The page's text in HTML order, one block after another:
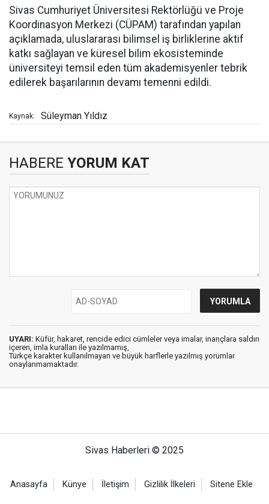
Sivas Cumhuriyet Üniversitesi Rektörlüğü ve Proje
Koordinasyon Merkezi (CÜPAM) tarafından yapılan
açıklamada, uluslararası bilimsel iş birliklerine aktif
katkı sağlayan ve küresel bilim ekosisteminde
üniversiteyi temsil eden tüm akademisyenler tebrik
edilerek başarılarının devamı temenni edildi.
Kaynak: Süleyman Yıldız
HABERE YORUM KAT
UYARI: Küfür, hakaret, rencide edici cümleler veya imalar, inançlara saldırı
içeren, imla kuralları ile yazılmamış,
Türkçe karakter kullanılmayan ve büyük harflerle yazılmış yorumlar
onaylanmamaktadır.
Sivas Haberleri © 2025
Anasayfa Künye İletişim Gizlilik İlkeleri Sitene Ekle